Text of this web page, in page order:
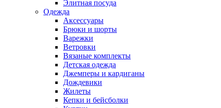
Элитная посуда
Одежда
Аксессуары
Брюки и шорты
Варежки
Ветровки
Вязаные комплекты
Детская одежда
Джемперы и кардиганы
Дождевики
Жилеты
Кепки и бейсболки